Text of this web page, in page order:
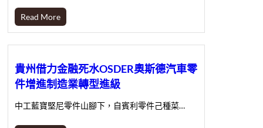
Read More
貴州借力金融死水OSDER奧斯德汽車零
件增進制造業轉型進級
中工藍寶堅尼零件山腳下，自賓利零件己種菜…